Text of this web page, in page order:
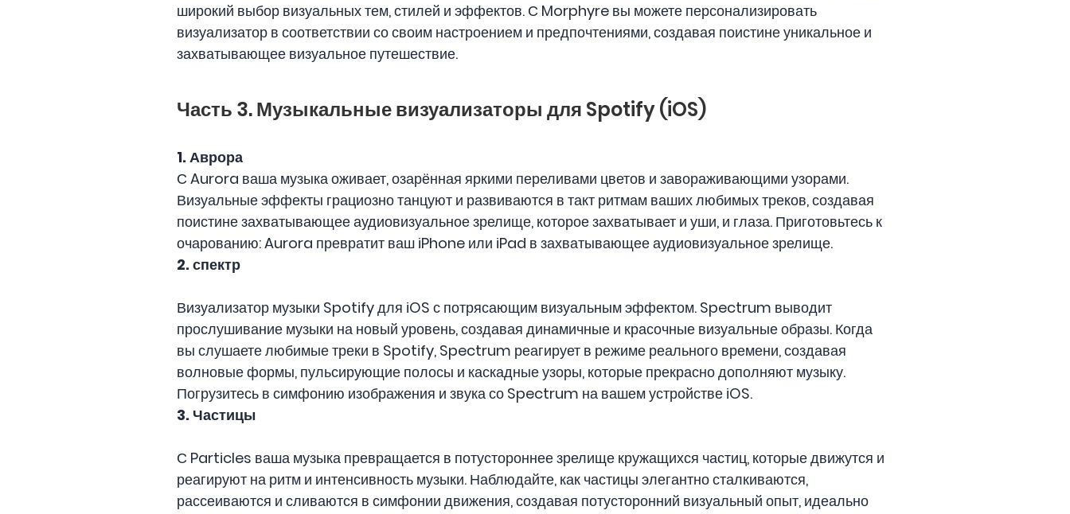
широкий выбор визуальных тем, стилей и эффектов. С Morphyre вы можете персонализировать
визуализатор в соответствии со своим настроением и предпочтениями, создавая поистине уникальное и
захватывающее визуальное путешествие.
Часть 3. Музыкальные визуализаторы для Spotify (iOS)
1. Аврора
С Aurora ваша музыка оживает, озарённая яркими переливами цветов и завораживающими узорами.
Визуальные эффекты грациозно танцуют и развиваются в такт ритмам ваших любимых треков, создавая
поистине захватывающее аудиовизуальное зрелище, которое захватывает и уши, и глаза. Приготовьтесь к
очарованию: Aurora превратит ваш iPhone или iPad в захватывающее аудиовизуальное зрелище.
2. спектр
Визуализатор музыки Spotify для iOS с потрясающим визуальным эффектом. Spectrum выводит
прослушивание музыки на новый уровень, создавая динамичные и красочные визуальные образы. Когда
вы слушаете любимые треки в Spotify, Spectrum реагирует в режиме реального времени, создавая
волновые формы, пульсирующие полосы и каскадные узоры, которые прекрасно дополняют музыку.
Погрузитесь в симфонию изображения и звука со Spectrum на вашем устройстве iOS.
3. Частицы
С Particles ваша музыка превращается в потустороннее зрелище кружащихся частиц, которые движутся и
реагируют на ритм и интенсивность музыки. Наблюдайте, как частицы элегантно сталкиваются,
рассеиваются и сливаются в симфонии движения, создавая потусторонний визуальный опыт, идеально